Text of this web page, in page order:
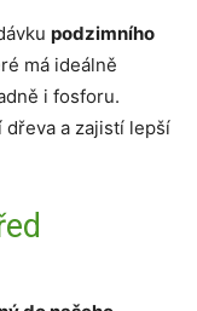
podzimního
má ideálně
i fosforu.
a zajistí lepší